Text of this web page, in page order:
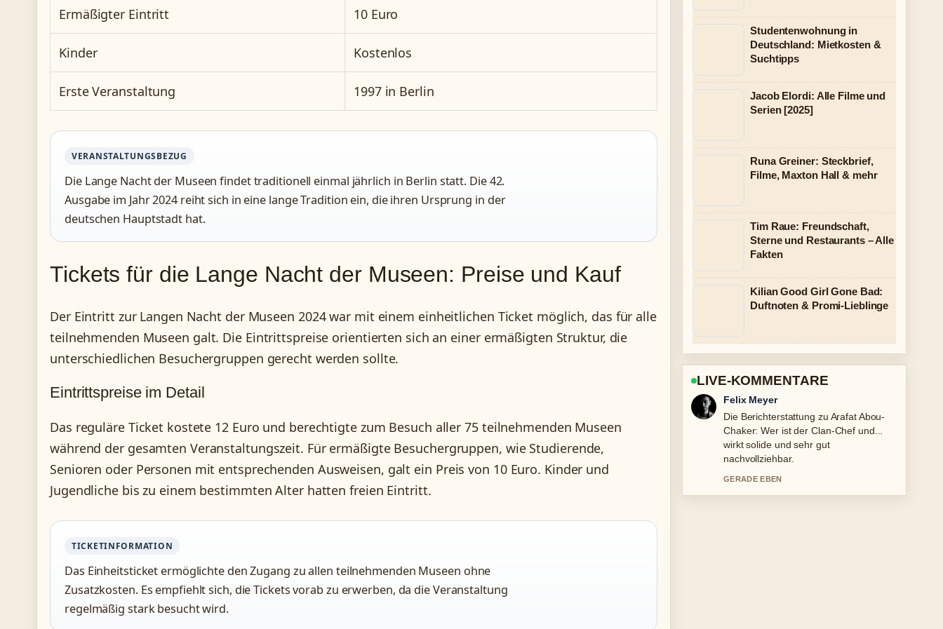
Ermäßigter Eintritt 10 Euro
Kinder Kostenlos
Erste Veranstaltung 1997 in Berlin
VERANSTALTUNGSBEZUG
Die Lange Nacht der Museen findet traditionell einmal jährlich in Berlin statt. Die 42.
Ausgabe im Jahr 2024 reiht sich in eine lange Tradition ein, die ihren Ursprung in der
deutschen Hauptstadt hat.
Tickets für die Lange Nacht der Museen: Preise und Kauf
Der Eintritt zur Langen Nacht der Museen 2024 war mit einem einheitlichen Ticket möglich, das für alle
teilnehmenden Museen galt. Die Eintrittspreise orientierten sich an einer ermäßigten Struktur, die
unterschiedlichen Besuchergruppen gerecht werden sollte.
Eintrittspreise im Detail
Das reguläre Ticket kostete 12 Euro und berechtigte zum Besuch aller 75 teilnehmenden Museen
während der gesamten Veranstaltungszeit. Für ermäßigte Besuchergruppen, wie Studierende,
Senioren oder Personen mit entsprechenden Ausweisen, galt ein Preis von 10 Euro. Kinder und
Jugendliche bis zu einem bestimmten Alter hatten freien Eintritt.
TICKETINFORMATION
Das Einheitsticket ermöglichte den Zugang zu allen teilnehmenden Museen ohne
Zusatzkosten. Es empfiehlt sich, die Tickets vorab zu erwerben, da die Veranstaltung
regelmäßig stark besucht wird.
Studentenwohnung in
Deutschland: Mietkosten &
Suchtipps
Jacob Elordi: Alle Filme und
Serien [2025]
Runa Greiner: Steckbrief,
Filme, Maxton Hall & mehr
Tim Raue: Freundschaft,
Sterne und Restaurants – Alle
Fakten
Kilian Good Girl Gone Bad:
Duftnoten & Promi-Lieblinge
LIVE-KOMMENTARE
Laura Becker
Gute Verifikationsarbeit zu Gianna
Nannini: Partner, Kind, Krankheit zum
70..... Mehr Medien sollten so
schreiben.
3 MIN ZUVOR